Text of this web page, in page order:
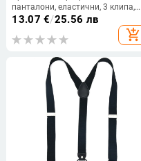
панталони, еластични, 3 клипа,
регулируема дължина, унисекс за
13.07 €/25.56 лв
add_shopping_cart